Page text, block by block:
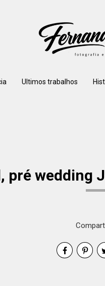
Ultimos trabalhos
pré wedding